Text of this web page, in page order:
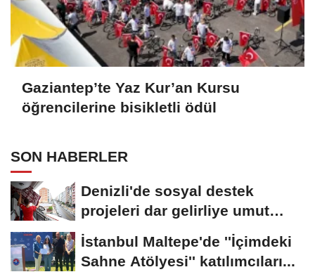
Gaziantep’te Yaz Kur’an Kursu
öğrencilerine bisikletli ödül
SON HABERLER
Denizli'de sosyal destek
projeleri dar gelirliye umut
oluyor
İstanbul Maltepe'de ''İçimdeki
Sahne Atölyesi'' katılımcıları...